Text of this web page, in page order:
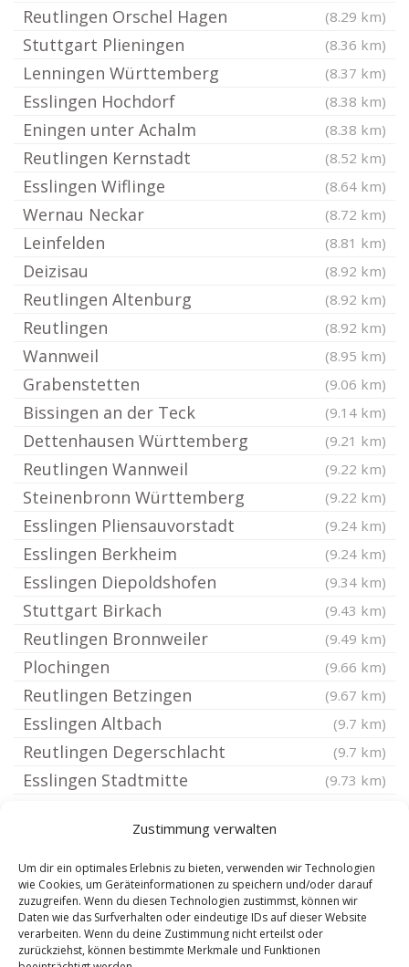
Zustimmung verwalten
Um dir ein optimales Erlebnis zu bieten, verwenden wir Technologien
wie Cookies, um Geräteinformationen zu speichern und/oder darauf
zuzugreifen. Wenn du diesen Technologien zustimmst, können wir
Daten wie das Surfverhalten oder eindeutige IDs auf dieser Website
verarbeiten. Wenn du deine Zustimmung nicht erteilst oder
zurückziehst, können bestimmte Merkmale und Funktionen
Reutlingen Orschel Hagen (8.29 km)
Stuttgart Plieningen (8.36 km)
Lenningen Württemberg (8.37 km)
Esslingen Hochdorf (8.38 km)
Eningen unter Achalm (8.38 km)
Reutlingen Kernstadt (8.52 km)
Esslingen Wiflinge (8.64 km)
Wernau Neckar (8.72 km)
Leinfelden (8.81 km)
Deizisau (8.92 km)
Reutlingen Altenburg (8.92 km)
Reutlingen (8.92 km)
Wannweil (8.95 km)
Grabenstetten (9.06 km)
Bissingen an der Teck (9.14 km)
Dettenhausen Württemberg (9.21 km)
Reutlingen Wannweil (9.22 km)
Steinenbronn Württemberg (9.22 km)
Esslingen Pliensauvorstadt (9.24 km)
Esslingen Berkheim (9.24 km)
Esslingen Diepoldshofen (9.34 km)
Stuttgart Birkach (9.43 km)
Reutlingen Bronnweiler (9.49 km)
Plochingen (9.66 km)
Reutlingen Betzingen (9.67 km)
Esslingen Altbach (9.7 km)
Reutlingen Degerschlacht (9.7 km)
Esslingen Stadtmitte (9.73 km)
Tübingen Pfrondorf
Esslingen Mettingen (9.8 km)
Esslingen Oberesslingen (9.86 km)
Altbach Württemberg (9.96 km)
Holzmaden (10.16 km)